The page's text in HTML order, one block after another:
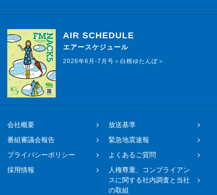
AIR SCHEDULE
エアースケジュール
2026年6月-7月号＜白根ゆたんぽ＞
会社概要
放送基準
番組審議会報告
緊急地震速報
プライバシーポリシー
よくあるご質問
採用情報
人権尊重、コンプライアン
スに関する社内調査と当社
の取組